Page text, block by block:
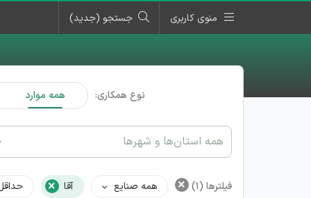
منوی کاربری جستجو (جدید)
نوع همکاری: همه موارد
همه استان‌ها و شهرها
فیلترها (1)
× همه صنایع آقا ×